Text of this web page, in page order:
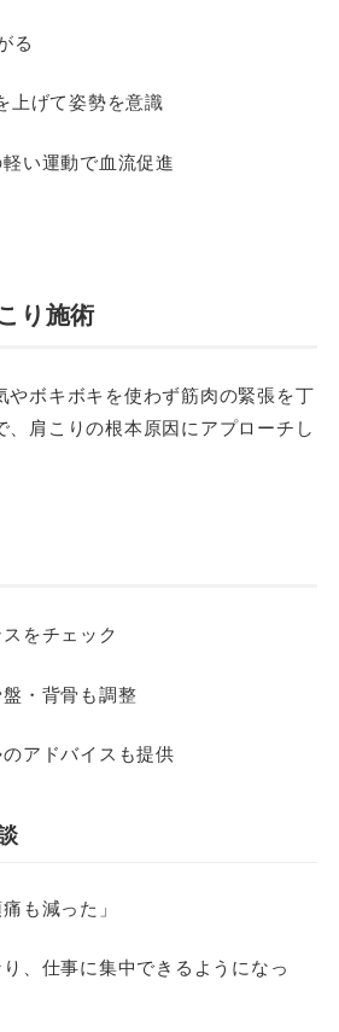
る
上げて姿勢を意識
い運動で血流促進
り施術
やボキボキを使わず筋肉の緊張を丁
、肩こりの根本原因にアプローチし
をチェック
・背骨も調整
アドバイスも提供
も減った」
、仕事に集中できるようになっ